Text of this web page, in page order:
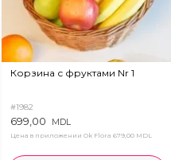
Корзина с фруктами Nr 1
#1982
699,00 MDL
Цена в приложении Ok Flora 679,00 MDL